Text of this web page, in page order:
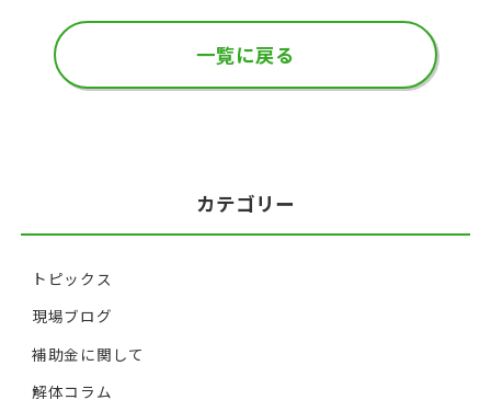
一覧に戻る
カテゴリー
トピックス
現場ブログ
補助金に関して
解体コラム